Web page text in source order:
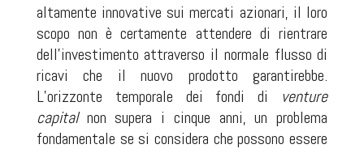
altamente innovative sui mercati azionari, il loro
scopo non è certamente attendere di rientrare
dell’investimento attraverso il normale flusso di
ricavi che il nuovo prodotto garantirebbe.
L’orizzonte temporale dei fondi di venture
capitalnon supera i cinque anni, un problema
fondamentale se si considera che possono essere